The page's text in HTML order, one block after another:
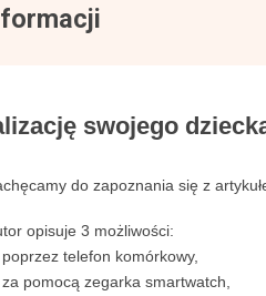
swojego
do zapoznania się z
opisuje 3 możliwości:
telefon komórkowy,
pomocą zegarka smartwatch,